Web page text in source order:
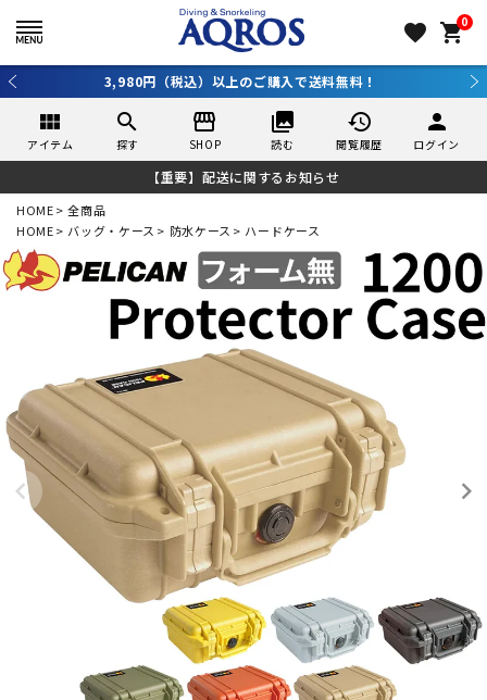
favorite 0
shopping_cart
新規アプリ会員登録で10％OFF！詳しくはコチラ ＞
view_module
アイテム
search
探す
storefront
SHOP
collections
読む
history
閲覧履歴
person
ログイン
【重要】配送に関するお知らせ
HOME
全商品
HOME
バッグ・ケース 防水ケース ハードケース